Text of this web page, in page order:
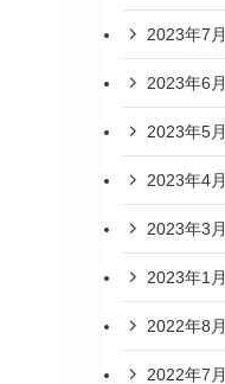
2023年7月
2023年6月
2023年5月
2023年4月
2023年3月
2023年1月
2022年8月
2022年7月